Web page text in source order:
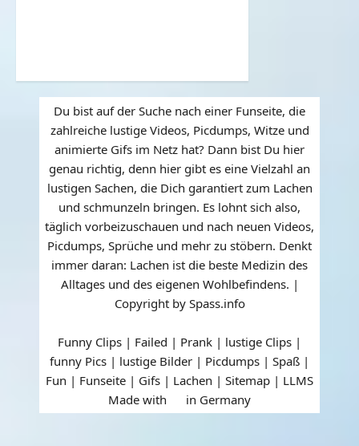
Du bist auf der Suche nach einer Funseite, die
zahlreiche lustige Videos, Picdumps, Witze und
animierte Gifs im Netz hat? Dann bist Du hier
genau richtig, denn hier gibt es eine Vielzahl an
lustigen Sachen, die Dich garantiert zum Lachen
und schmunzeln bringen. Es lohnt sich also,
täglich vorbeizuschauen und nach neuen Videos,
Picdumps, Sprüche und mehr zu stöbern. Denkt
immer daran: Lachen ist die beste Medizin des
Alltages und des eigenen Wohlbefindens. |
Copyright by Spass.info
Funny Clips | Failed | Prank | lustige Clips |
funny Pics | lustige Bilder | Picdumps | Spaß |
Fun | Funseite | Gifs | Lachen | Sitemap | LLMS
Made with
in Germany